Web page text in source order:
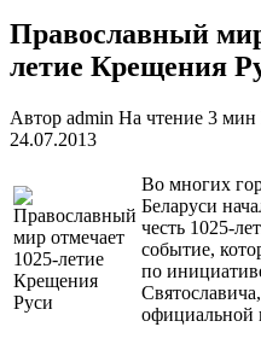
Православный
летие Крещения
Автор admin На чтение 3 мин
24.07.2013
Во многих
Беларуси
честь 1025-
событие,
по
официальной